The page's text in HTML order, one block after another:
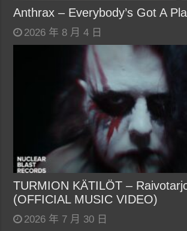
Anthrax – Everybody’s Got A
2026 年 8 月 4 日
TURMION KÄTILÖT –
(OFFICIAL MUSIC VIDEO)
2026 年 7 月 30 日